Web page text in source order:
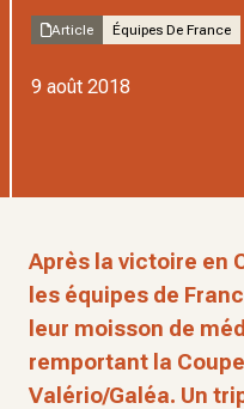
Article Équipes De France
9 août 2018
Après la victoire en
les équipes de
leur moisson de
remportant la
Valério/Galéa. Un